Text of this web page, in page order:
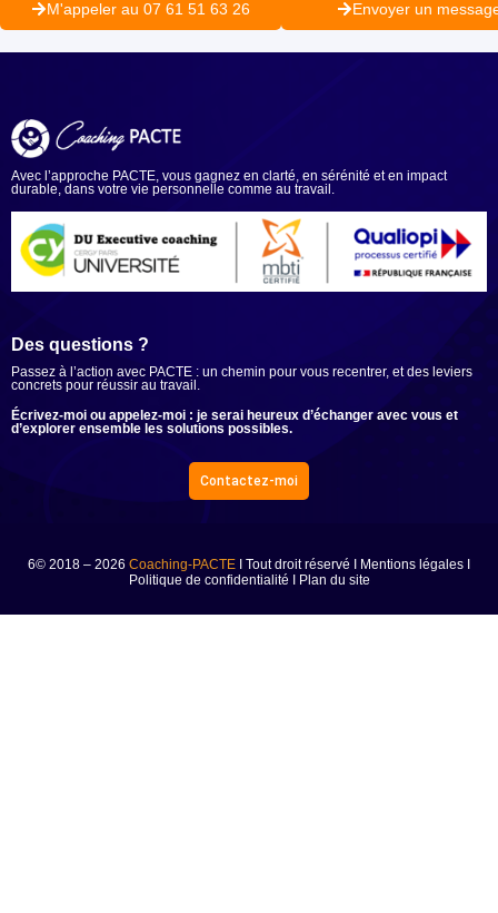
M'appeler au 07 61 51 63 26 Envoyer un
Avec l’approche PACTE, vous gagnez en clarté, en sérénité et en impact
durable, dans votre vie personnelle comme au travail.
Des questions ?
Passez à l’action avec PACTE : un chemin pour vous recentrer, et des leviers
concrets pour réussir au travail.
Écrivez-moi ou appelez-moi : je serai heureux d’échanger avec vous et
d’explorer ensemble les solutions possibles.
Contactez-moi
6© 2018 – 2026 Coaching-PACTE I Tout droit réservé I Mentions légales
Politique de confidentialité
Plan du site